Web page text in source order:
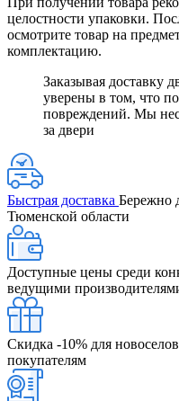
целостности упаковки.
осмотрите товар на
комплектацию.
Заказывая доставку
уверены в том, что
повреждений. Мы
за двери
Быстрая доставка Бережно
Тюменской области
Доступные цены среди
ведущими
Скидка -10% для
покупателям